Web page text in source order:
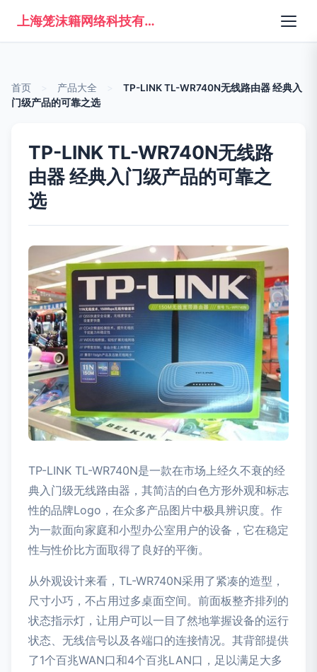
上海笼沫籍网络科技有限公司
首页 产品大全
TP-LINK TL-WR740N无线路由器 经典入
门级产品的可靠之选
TP-LINK TL-WR740N无线路
由器 经典入门级产品的可靠之
选
TP-LINK TL-WR740N是一款在市场上经久不衰的经
典入门级无线路由器，其简洁的白色方形外观和标志
性的品牌Logo，在众多产品图片中极具辨识度。作
为一款面向家庭和小型办公室用户的设备，它在稳定
性与性价比方面取得了良好的平衡。
从外观设计来看，TL-WR740N采用了紧凑的造型，
尺寸小巧，不占用过多桌面空间。前面板整齐排列的
状态指示灯，让用户可以一目了然地掌握设备的运行
状态、无线信号以及各端口的连接情况。其背部提供
了1个百兆WAN口和4个百兆LAN口，足以满足大多